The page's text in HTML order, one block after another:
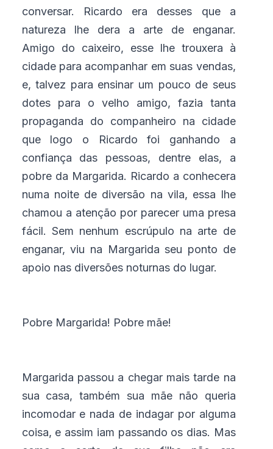
conversar. Ricardo era desses que a
natureza lhe dera a arte de enganar.
Amigo do caixeiro, esse lhe trouxera à
cidade para acompanhar em suas vendas,
e, talvez para ensinar um pouco de seus
dotes para o velho amigo, fazia tanta
propaganda do companheiro na cidade
que logo o Ricardo foi ganhando a
confiança das pessoas, dentre elas, a
pobre da Margarida. Ricardo a conhecera
numa noite de diversão na vila, essa lhe
chamou a atenção por parecer uma presa
fácil. Sem nenhum escrúpulo na arte de
enganar, viu na Margarida seu ponto de
apoio nas diversões noturnas do lugar.
Pobre Margarida! Pobre mãe!
Margarida passou a chegar mais tarde na
sua casa, também sua mãe não queria
incomodar e nada de indagar por alguma
coisa, e assim iam passando os dias. Mas